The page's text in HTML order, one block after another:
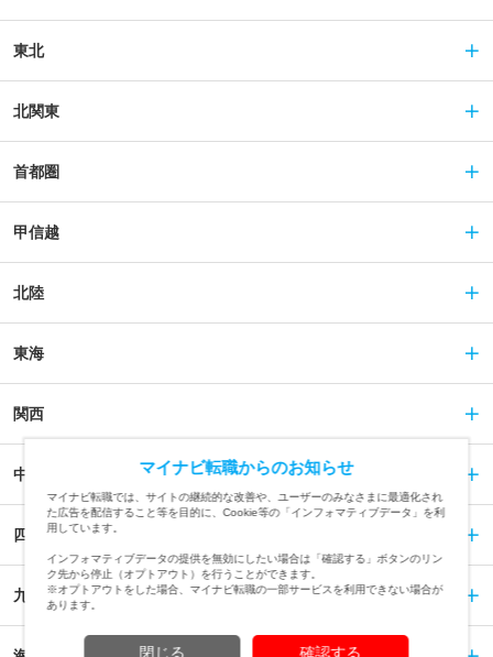
東北
北関東
首都圏
甲信越
北陸
東海
関西
中国
四国
九州
マイナビ転職からのお知らせ
マイナビ転職では、サイトの継続的な改善や、ユーザーのみなさまに最適化され
た広告を配信すること等を目的に、Cookie等の「インフォマティブデータ」を利
用しています。
インフォマティブデータの提供を無効にしたい場合は「確認する」ボタンのリン
ク先から停止（オプトアウト）を行うことができます。
※オプトアウトをした場合、マイナビ転職の一部サービスを利用できない場合が
あります。
閉じる 確認する